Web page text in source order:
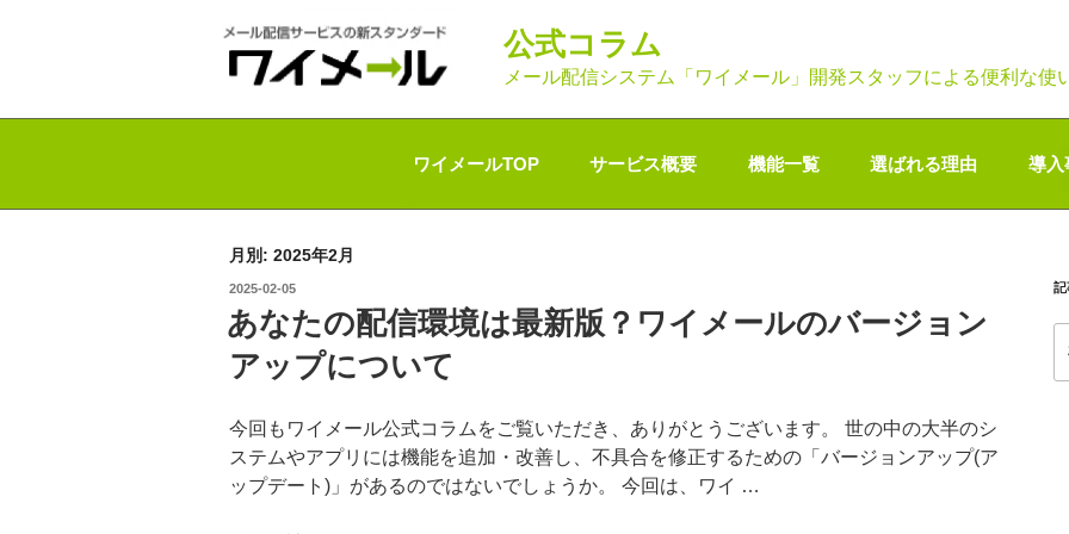
キ
公式コラム
メール配信システム「ワイメール」開発スタッフによる便利な使
ワイメールTOP サービス概要 機能一覧 選ばれる理由 導入
月別: 2025年2月
投
稿
日:
2025-02-05
あなたの配信環境は最新版？ワイメールのバージョン
アップについて
今回もワイメール公式コラムをご覧いただき、ありがとうございます。 世の中の大半のシ
ステムやアプリには機能を追加・改善し、不具合を修正するための「バージョンアップ(ア
ップデート)」があるのではないでしょうか。 今回は、ワイ …
記